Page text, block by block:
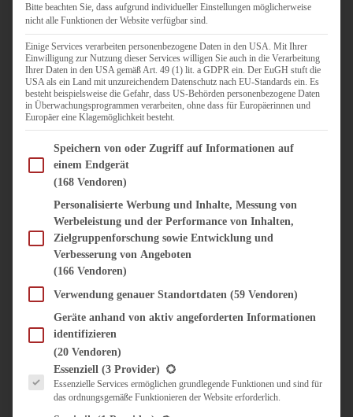
FLEISCH & FISCH
GRILLEN / BARBECUE
HERZHAFTES BACKEN
ONE-POT-GERICHTE
PASTA & NUDELGERICHTE
PIZZA, TARTES & QUICHES
REIS & RISOTTO
SALATE & SNACKS
SUPPENKASPEREIEN
VORSPEISEN
SÜSS & HERZHAFT
BROTAUFSTRICH
DIPS, SAUCEN, CHUTNEYS
KÜCHENGESCHENKE
UNTERWEGS
Bitte beachten Sie, dass aufgrund individueller Einstellungen möglicherweise
nicht alle Funktionen der Website verfügbar sind.
Einige Services verarbeiten personenbezogene Daten in den USA. Mit Ihrer
Einwilligung zur Nutzung dieser Services willigen Sie auch in die Verarbeitung
Ihrer Daten in den USA gemäß Art. 49 (1) lit. a GDPR ein. Der EuGH stuft die
USA als ein Land mit unzureichendem Datenschutz nach EU-Standards ein. Es
besteht beispielsweise die Gefahr, dass US-Behörden personenbezogene Daten
in Überwachungsprogrammen verarbeiten, ohne dass für Europäerinnen und
Europäer eine Klagemöglichkeit besteht.
Im Folgenden finden Sie eine Liste der Zwecke des IAB Transparency and Consent
Speichern von oder Zugriff auf Informationen auf
einem Endgerät
(168 Vendoren)
Personalisierte Werbung und Inhalte, Messung von
Werbeleistung und der Performance von Inhalten,
Zielgruppenforschung sowie Entwicklung und
Verbesserung von Angeboten
(166 Vendoren)
Verwendung genauer Standortdaten (59 Vendoren)
Geräte anhand von aktiv angeforderten Informationen
identifizieren
(20 Vendoren)
Es folgt eine Liste der Service-Gruppen, für die eine Einwilligung erteilt werden
Essenziell (3 Provider)
Essenzielle Services ermöglichen grundlegende Funktionen und sind für
das ordnungsgemäße Funktionieren der Website erforderlich.